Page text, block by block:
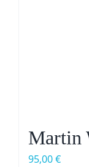
Martin
95,00€